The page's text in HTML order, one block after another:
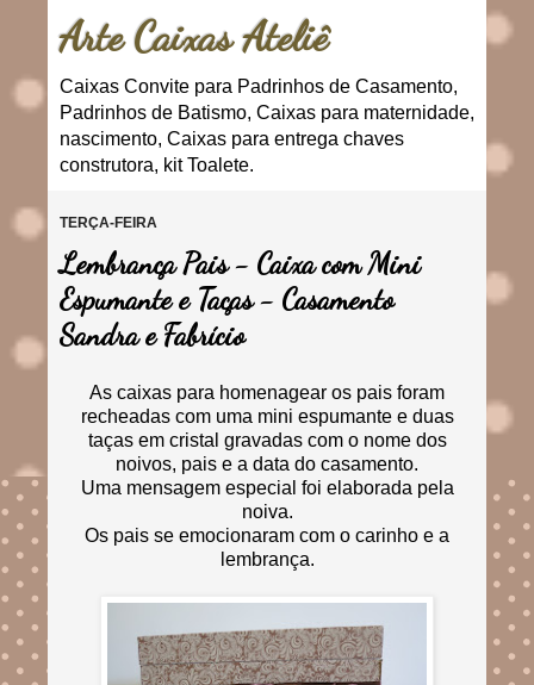
Arte Caixas Ateliê
Caixas Convite para Padrinhos de Casamento,
Padrinhos de Batismo, Caixas para maternidade,
nascimento, Caixas para entrega chaves
construtora, kit Toalete.
TERÇA-FEIRA
Lembrança Pais - Caixa com Mini
Espumante e Taças - Casamento
Sandra e Fabrício
As caixas para homenagear os pais foram
recheadas com uma mini espumante e duas
taças em cristal gravadas com o nome dos
noivos, pais e a data do casamento.
Uma mensagem especial foi elaborada pela
noiva.
Os pais se emocionaram com o carinho e a
lembrança.